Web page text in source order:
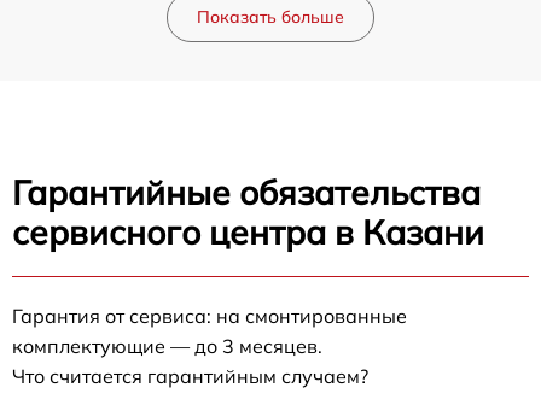
Показать больше
Гарантийные обязательства
сервисного центра в Казани
Гарантия от сервиса: на смонтированные
комплектующие — до 3 месяцев.
Что считается гарантийным случаем?